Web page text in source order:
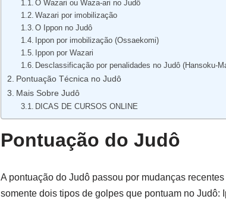
O Wazari ou Waza-ari no Judô
Wazari por imobilização
O Ippon no Judô
Ippon por imobilização (Ossaekomi)
Ippon por Wazari
Desclassificação por penalidades no Judô (Hansoku-
Pontuação Técnica no Judô
Mais Sobre Judô
DICAS DE CURSOS ONLINE
Pontuação do Judô
A pontuação do Judô passou por mudanças
somente dois tipos de golpes que pontuam no Judô: